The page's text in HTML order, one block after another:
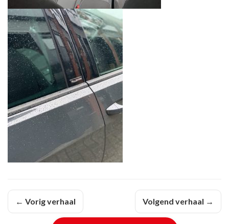
← Vorig verhaal Volgend verhaal →